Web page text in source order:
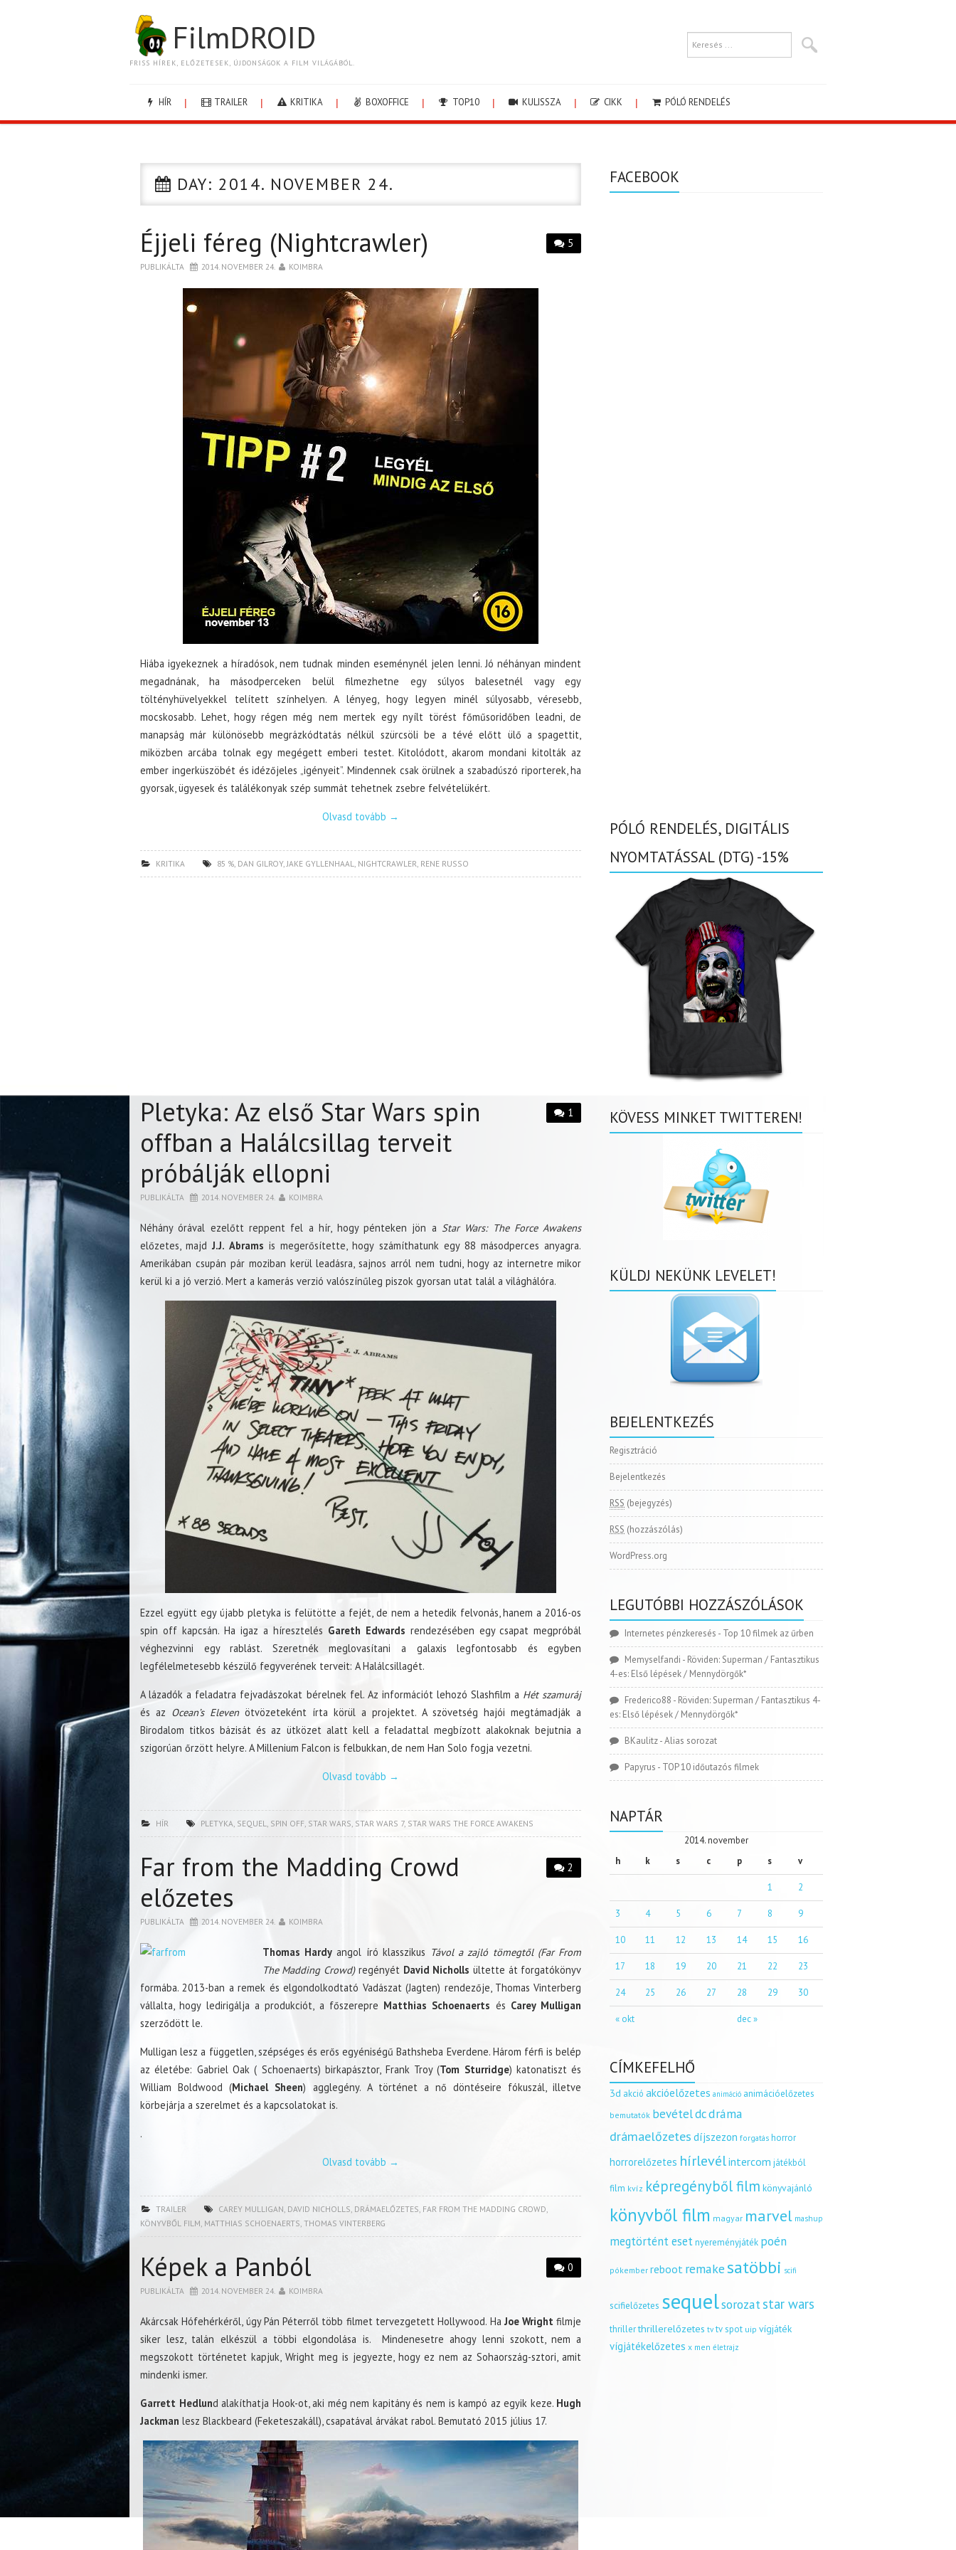
FilmDROID
FRISS HÍREK, ELŐZETESEK, ÚJDONSÁGOK A FILM VILÁGÁBÓL.
HÍR TRAILER KRITIKA BOXOFFICE TOP10 KULISSZA CIKK PÓLÓ RENDELÉS
DAY: 2014. NOVEMBER 24.
5
Éjjeli féreg (Nightcrawler)
PUBLIKÁLTA 2014. NOVEMBER 24. KOIMBRA
Hiába igyekeznek a híradósok, nem tudnak minden eseménynél jelen lenni. Jó néhányan mindent
megadnának, ha másodperceken belül filmezhetne egy súlyos balesetnél vagy egy
töltényhüvelyekkel telített színhelyen. A lényeg, hogy legyen minél súlyosabb, véresebb,
mocskosabb. Lehet, hogy régen még nem mertek egy nyílt törést főműsoridőben leadni, de
manapság már különösebb megrázkódtatás nélkül szürcsöli be a tévé előtt ülő a spagettit,
miközben arcába tolnak egy megégett emberi testet. Kitolódott, akarom mondani kitolták az
ember ingerküszöbét és idézőjeles „igényeit”. Mindennek csak örülnek a szabadúszó riporterek, ha
gyorsak, ügyesek és találékonyak szép summát tehetnek zsebre felvételükért.
Olvasd tovább →
KRITIKA 85 %, DAN GILROY,JAKE GYLLENHAAL, NIGHTCRAWLER, RENE RUSSO
1
Pletyka: Az első Star Wars spin
offban a Halálcsillag terveit
próbálják ellopni
PUBLIKÁLTA 2014. NOVEMBER 24. KOIMBRA
Néhány órával ezelőtt reppent fel a hír, hogy pénteken jön a Star Wars: The Force Awakens
előzetes, majdJ.J. Abrams is megerősítette, hogy számíthatunk egy 88 másodperces anyagra.
Amerikában csupán pár moziban kerül leadásra, sajnos arról nem tudni, hogy az internetre mikor
kerül ki a jó verzió. Mert a kamerás verzió valószínűleg piszok gyorsan utat talál a világhálóra.
Ezzel együtt egy újabb pletyka is felütötte a fejét, de nem a hetedik felvonás, hanem a 2016-os
spin off kapcsán. Ha igaz a híresztelés Gareth Edwards rendezésében egy csapat megpróbál
véghezvinni egy rablást. Szeretnék meglovasítani a galaxis legfontosabb és egyben
legfélelmetesebb készülő fegyverének terveit: A Halálcsillagét.
A lázadók a feladatra fejvadászokat bérelnek fel. Az információt lehozó Slashfilm a Hét szamuráj
és az Ocean’s Elevenötvözeteként írta körül a projektet. A szövetség hajói megtámadják a
Birodalom titkos bázisát és az ütközet alatt kell a feladattal megbízott alakoknak bejutnia a
szigorúan őrzött helyre. A Millenium Falcon is felbukkan, de nem Han Solo fogja vezetni.
Olvasd tovább →
HÍR PLETYKA, SEQUEL, SPIN OFF, STAR WARS, STAR WARS 7, STAR WARS THE FORCE AWAKENS
2
Far from the Madding Crowd
előzetes
PUBLIKÁLTA 2014. NOVEMBER 24. KOIMBRA
Thomas Hardyangol író klasszikus Távol a zajló tömegtől (Far From
The Madding Crowd)regényét David Nicholls ültette át forgatókönyv
formába. 2013-ban a remek és elgondolkodtató Vadászat (Jagten) rendezője, Thomas Vinterberg
vállalta, hogy ledirigálja a produkciót, a főszerepre Matthias Schoenaerts és Carey Mulligan
szerződött le.
Mulligan lesz a független, szépséges és erős egyéniségű Bathsheba Everdene. Három férfi is belép
az életébe: Gabriel Oak ( Schoenaerts) birkapásztor, Frank Troy (Tom Sturridge) katonatiszt és
William Boldwood (Michael Sheen) agglegény. A történet a nő döntéseire fókuszál, illetve
körbejárja a szerelmet és a kapcsolatokat is.
.
Olvasd tovább →
TRAILER CAREY MULLIGAN, DAVID NICHOLLS, DRÁMAELŐZETES, FAR FROM THE MADDING CROWD,
KÖNYVBŐL FILM, MATTHIAS SCHOENAERTS, THOMAS VINTERBERG
0
Képek a Panból
PUBLIKÁLTA 2014. NOVEMBER 24. KOIMBRA
Akárcsak Hófehérkéről, úgy Pán Péterről több filmet tervezgetett Hollywood. Ha Joe Wright filmje
siker lesz, talán elkészül a többi elgondolása is. Mindenesetre ahogy lenni szokott, nem a
megszokott történetet kapjuk, Wright meg is jegyezte, hogy ez nem az Sohaország-sztori, amit
mindenki ismer.
Garrett Hedlund alakíthatja Hook-ot, aki még nem kapitány és nem is kampó az egyik keze. Hugh
Jackman lesz Blackbeard (Feketeszakáll), csapatával árvákat rabol. Bemutató 2015 július 17.
FACEBOOK
PÓLÓ RENDELÉS, DIGITÁLIS
NYOMTATÁSSAL (DTG) -15%
KÖVESS MINKET TWITTEREN!
KÜLDJ NEKÜNK LEVELET!
BEJELENTKEZÉS
Regisztráció
Bejelentkezés
RSS (bejegyzés)
RSS (hozzászólás)
WordPress.org
LEGUTÓBBI HOZZÁSZÓLÁSOK
Internetes pénzkeresés - Top 10 filmek az űrben
Memyselfandi - Röviden: Superman / Fantasztikus
4-es: Első lépések / Mennydörgők*
Frederico88 - Röviden: Superman / Fantasztikus 4-
es: Első lépések / Mennydörgők*
BKaulitz-Alias sorozat
Papyrus - TOP 10 időutazós filmek
NAPTÁR
2014. november
h
k s c p s v
« okt dec »
1 2
3 4 5 6 7 8 9
10 11 12 13 14 15 16
17 18 19 20 21 22 23
24 25 26 27 28 29 30
CÍMKEFELHŐ
3d akció akcióelőzetes animáció animációelőzetes
bemutatók bevételdcdráma
drámaelőzetes díjszezon forgatás horror
horrorelőzetes hírlevélintercom játékból
film kvíz képregényből film könyvajánló
könyvből film magyar marvel mashup
megtörtént esetnyereményjáték poén
pókember reboot remakesatöbbi scifi
scifielőzetes sequelsorozatstar wars
thrillerthrillerelőzetes tv tv spot uip vígjáték
vígjátékelőzetes x men életrajz